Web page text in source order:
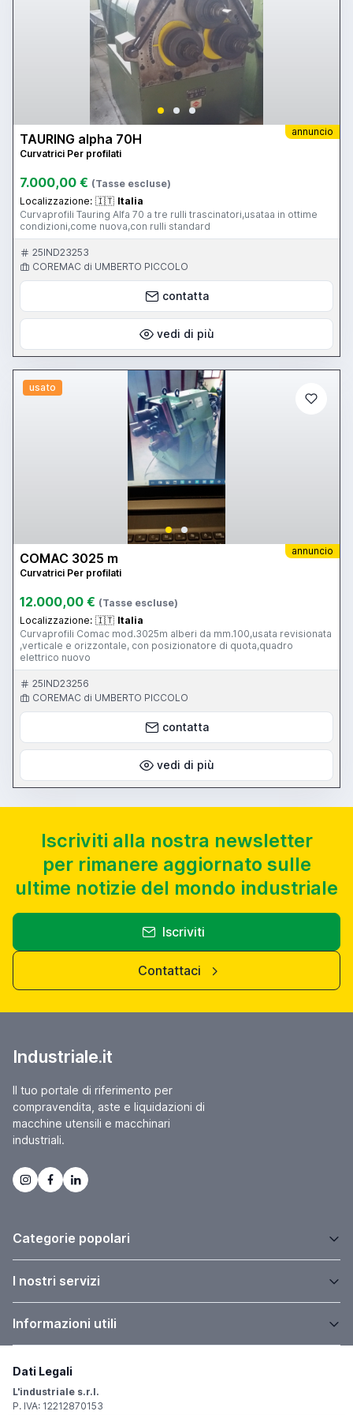
annuncio
TAURING alpha 70H
Curvatrici Per profilati
7.000,00 € (Tasse escluse)
Localizzazione: 🇮🇹 Italia
Curvaprofili Tauring Alfa 70 a tre rulli trascinatori,usataa in ottime
condizioni,come nuova,con rulli standard
25IND23253
COREMAC di UMBERTO PICCOLO
contatta
vedi di più
usato
annuncio
COMAC 3025 m
Curvatrici Per profilati
12.000,00 € (Tasse escluse)
Localizzazione: 🇮🇹 Italia
Curvaprofili Comac mod.3025m alberi da mm.100,usata revisionata
,verticale e orizzontale, con posizionatore di quota,quadro
elettrico nuovo
25IND23256
COREMAC di UMBERTO PICCOLO
contatta
vedi di più
Iscriviti alla nostra newsletter
per rimanere aggiornato sulle
ultime notizie del mondo industriale
Iscriviti
Contattaci
Industriale.it
Il tuo portale di riferimento per
compravendita, aste e liquidazioni di
macchine utensili e macchinari
industriali.
Categorie popolari
I nostri servizi
Informazioni utili
Dati Legali
L'industriale s.r.l.
P. IVA: 12212870153